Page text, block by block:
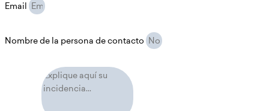
Email
Nombre de la persona de contacto